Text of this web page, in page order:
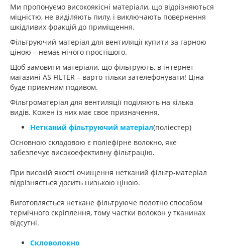
Ми пропонуємо високоякісні матеріали, що відрізняються
міцністю, не виділяють пилу, і виключають повернення
шкідливих фракцій до приміщення.
Фільтруючий матеріал для вентиляції купити за гарною
ціною – немає нічого простішого.
Щоб замовити матеріали, що фільтрують, в інтернет
магазині AS FILTER – варто тільки зателефонувати! Ціна
буде приємним подивом.
Фільтроматеріал для вентиляції поділяють на кілька
видів. Кожен із них має своє призначення.
Нетканий фільтруючий матеріал(поліестер)
Основною складовою є поліефірне волокно, яке
забезпечує високоефективну фільтрацію.
При високій якості очищення нетканий фільтр-матеріал
відрізняється досить низькою ціною.
Виготовляється неткане фільтруюче полотно способом
термічного скріплення, тому частки волокон у тканинах
відсутні.
Скловолокно